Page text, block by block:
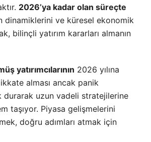
2026’ya kadar olan süreçte
dinamiklerini ve küresel ekonomik
bilinçli yatırım kararları almanın
yatırımcılarının 2026 yılına
alması ancak panik
durarak uzun vadeli stratejilerine
taşıyor. Piyasa gelişmelerini
doğru adımları atmak için